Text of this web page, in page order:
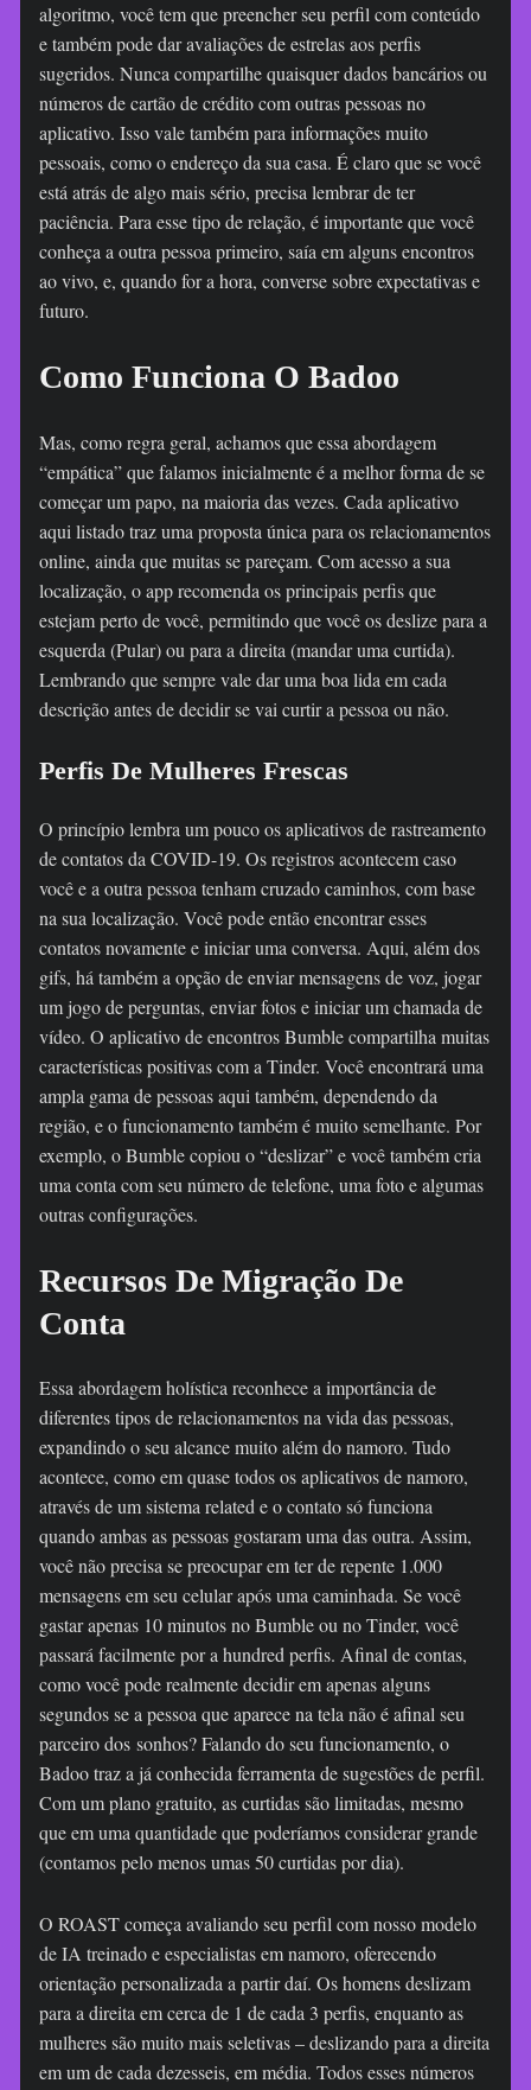
algoritmo, você tem que preencher seu perfil com conteúdo
e também pode dar avaliações de estrelas aos perfis
sugeridos. Nunca compartilhe quaisquer dados bancários ou
números de cartão de crédito com outras pessoas no
aplicativo. Isso vale também para informações muito
pessoais, como o endereço da sua casa. É claro que se você
está atrás de algo mais sério, precisa lembrar de ter
paciência. Para esse tipo de relação, é importante que você
conheça a outra pessoa primeiro, saía em alguns encontros
ao vivo, e, quando for a hora, converse sobre expectativas e
futuro.
Como Funciona O Badoo
Mas, como regra geral, achamos que essa abordagem
“empática” que falamos inicialmente é a melhor forma de se
começar um papo, na maioria das vezes. Cada aplicativo
aqui listado traz uma proposta única para os relacionamentos
online, ainda que muitas se pareçam. Com acesso a sua
localização, o app recomenda os principais perfis que
estejam perto de você, permitindo que você os deslize para a
esquerda (Pular) ou para a direita (mandar uma curtida).
Lembrando que sempre vale dar uma boa lida em cada
descrição antes de decidir se vai curtir a pessoa ou não.
Perfis De Mulheres Frescas
O princípio lembra um pouco os aplicativos de rastreamento
de contatos da COVID-19. Os registros acontecem caso
você e a outra pessoa tenham cruzado caminhos, com base
na sua localização. Você pode então encontrar esses
contatos novamente e iniciar uma conversa. Aqui, além dos
gifs, há também a opção de enviar mensagens de voz, jogar
um jogo de perguntas, enviar fotos e iniciar um chamada de
vídeo. O aplicativo de encontros Bumble compartilha muitas
características positivas com a Tinder. Você encontrará uma
ampla gama de pessoas aqui também, dependendo da
região, e o funcionamento também é muito semelhante. Por
exemplo, o Bumble copiou o “deslizar” e você também cria
uma conta com seu número de telefone, uma foto e algumas
outras configurações.
Recursos De Migração De
Conta
Essa abordagem holística reconhece a importância de
diferentes tipos de relacionamentos na vida das pessoas,
expandindo o seu alcance muito além do namoro. Tudo
acontece, como em quase todos os aplicativos de namoro,
através de um sistema related e o contato só funciona
quando ambas as pessoas gostaram uma das outra. Assim,
você não precisa se preocupar em ter de repente 1.000
mensagens em seu celular após uma caminhada. Se você
gastar apenas 10 minutos no Bumble ou no Tinder, você
passará facilmente por a hundred perfis. Afinal de contas,
como você pode realmente decidir em apenas alguns
segundos se a pessoa que aparece na tela não é afinal seu
parceiro dos sonhos? Falando do seu funcionamento, o
Badoo traz a já conhecida ferramenta de sugestões de perfil.
Com um plano gratuito, as curtidas são limitadas, mesmo
que em uma quantidade que poderíamos considerar grande
(contamos pelo menos umas 50 curtidas por dia).
O ROAST começa avaliando seu perfil com nosso modelo
de IA treinado e especialistas em namoro, oferecendo
orientação personalizada a partir daí. Os homens deslizam
para a direita em cerca de 1 de cada 3 perfis, enquanto as
mulheres são muito mais seletivas – deslizando para a direita
em um de cada dezesseis, em média. Todos esses números